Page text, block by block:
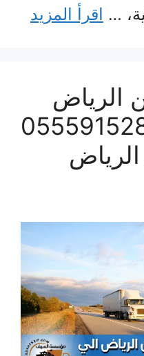
… اقرأ المزيد
0555915287